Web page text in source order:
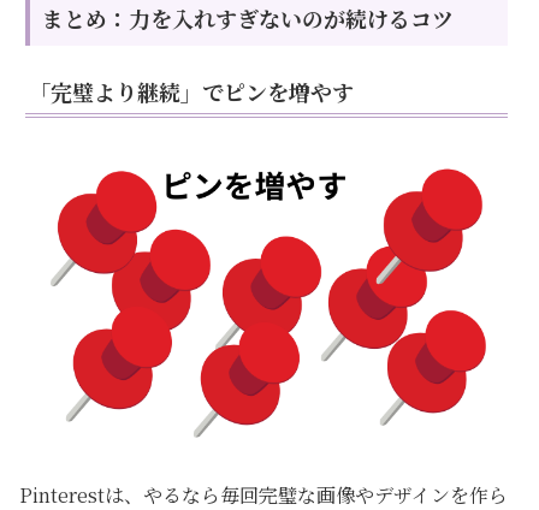
まとめ：力を入れすぎないのが続けるコツ
「完璧より継続」でピンを増やす
Pinterestは、やるなら毎回完璧な画像やデザインを作ら